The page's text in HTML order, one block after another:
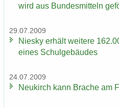
wird aus Bun­des­mit­teln
29.07.2009
Nies­ky er­hält wei­te­re
eines Schul­ge­bäu­des
24.07.2009
Neu­kirch kann Bra­che am